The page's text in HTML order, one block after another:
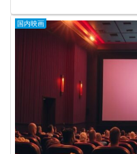
国内映画